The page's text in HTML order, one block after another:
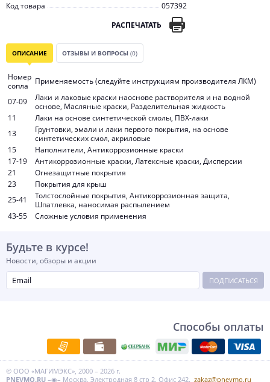
Код товара
057392
РАСПЕЧАТАТЬ
ОПИСАНИЕ ОТЗЫВЫ И ВОПРОСЫ (0)
Номер
сопла
Применяемость (следуйте инструкциям производителя ЛКМ)
07-09
Лаки и лаковые краски наоснове растворителя и на водной
основе, Масляные краски, Разделительная жидкость
11
Лаки на основе синтетической смолы, ПВХ-лаки
13
Грунтовки, эмали и лаки первого покрытия, на основе
синтетических смол, акриловые
15
Наполнители, Антикоррозионные краски
17-19
Антикоррозионные краски, Латексные краски, Дисперсии
21
Огнезащитные покрытия
23
Покрытия для крыш
25-41
Толстослойные покрытия, Антикоррозионная защита,
Шпатлевка, наносимая распылением
43-55
Сложные условия применения
Будьте в курсе!
Новости, обзоры и акции
ПОДПИСАТЬСЯ
Способы оплаты
© ООО «МАГИМЭКС», 2000 – 2026 г.
PNEVMO.RU –◉– Москва, Электродная 8 стр 2. Офис 242. zakaz@pnevmo.ru